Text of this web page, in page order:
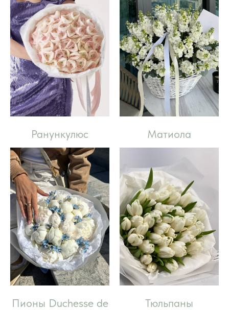
Ранункулюс Матиола
Пионы Duchesse de
Тюльпаны